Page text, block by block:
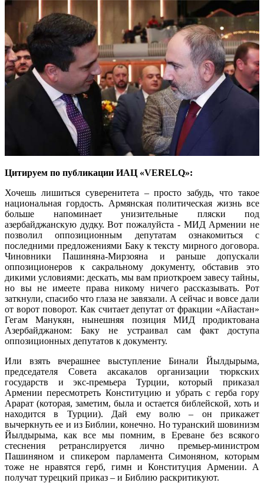
Цитируем по публикации ИАЦ «VERELQ»:
Хочешь лишиться суверенитета – просто забудь, что такое
национальная гордость. Армянская политическая жизнь все
больше напоминает унизительные пляски под
азербайджанскую дудку. Вот пожалуйста - МИД Армении не
позволил оппозиционным депутатам ознакомиться с
последними предложениями Баку к тексту мирного договора.
Чиновники Пашиняна-Мирзояна и раньше допускали
оппозиционеров к сакральному документу, обставив это
дикими условиями: дескать, мы вам приоткроем завесу тайны,
но вы не имеете права никому ничего рассказывать. Рот
заткнули, спасибо что глаза не завязали. А сейчас и вовсе дали
от ворот поворот. Как считает депутат от фракции «Айастан»
Гегам Манукян, нынешняя позиция МИД продиктована
Азербайджаном: Баку не устраивал сам факт доступа
оппозиционных депутатов к документу.
Или взять вчерашнее выступление Бинали Йылдырыма,
председателя Совета аксакалов организации тюркских
государств и экс-премьера Турции, который приказал
Армении пересмотреть Конституцию и убрать с герба гору
Арарат (которая, заметим, была и остается библейской, хоть и
находится в Турции). Дай ему волю – он прикажет
вычеркнуть ее и из Библии, конечно. Но туранский шовинизм
Йылдырыма, как все мы помним, в Ереване без всякого
стеснения ретранслируется лично премьер-министром
Пашиняном и спикером парламента Симоняном, которым
тоже не нравятся герб, гимн и Конституция Армении. А
получат турецкий приказ – и Библию раскритикуют.